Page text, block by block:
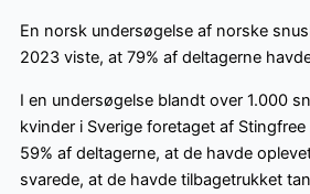
En norsk undersøgelse af norske
2023 viste, at 79% af deltagerne
I en undersøgelse blandt over 1.000
kvinder i Sverige foretaget af
59% af deltagerne, at de havde
svarede, at de havde tilbagetrukket